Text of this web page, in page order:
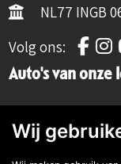
NL77 INGB
Volg ons:
Volg
Auto's van onze
Wij